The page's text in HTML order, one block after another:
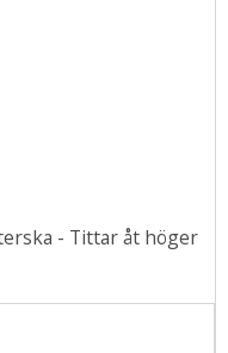
- Tittar åt höger